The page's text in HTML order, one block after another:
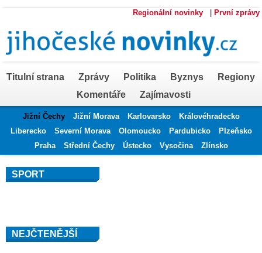
Regionální novinky První zprávy
Titulní strana Zprávy Politika Byznys
Regiony
Komentáře
Zajímavosti
Jižní Čechy Jižní Morava Karlovarsko
Královéhradecko
Liberecko
Severní Morava Olomoucko Pardubicko
Plzeňsko
Praha
Střední Čechy Ústecko Vysočina Zlínsko
SPORT
NEJČTENĚJŠÍ